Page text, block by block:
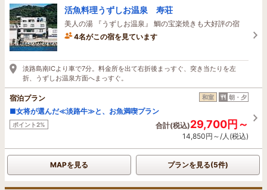
活魚料理うずしお温泉 寿荘
美人の湯 『うずしお温泉』 鯛の宝楽焼きも大好評の宿
4名がこの宿を見ています
淡路島南ICより車で7分。料金所を出て右折後まっすぐ、突き当たりを左
折、うずしお温泉方面へまっすぐ。
宿泊プラン 和室 朝・夕
■女将が選んだ≪淡路牛≫と、お魚満喫プラン
ポイント2% 合計(税込)29,700円～
14,850円～/人(税込)
MAPを見る プランを見る(5件)